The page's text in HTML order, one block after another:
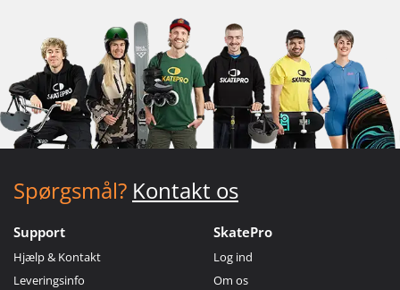
Spørgsmål? Kontakt os
Support
Hjælp & Kontakt
Leveringsinfo
SkatePro
Log ind
Om os